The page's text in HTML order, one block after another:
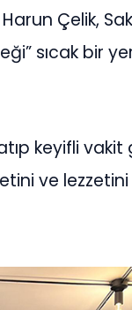
Çelik,
sıcak bir
keyifli
ve